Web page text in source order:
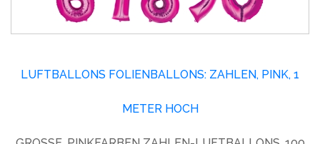
LUFTBALLONS FOLIENBALLONS: ZAHLEN, PINK, 1
METER HOCH